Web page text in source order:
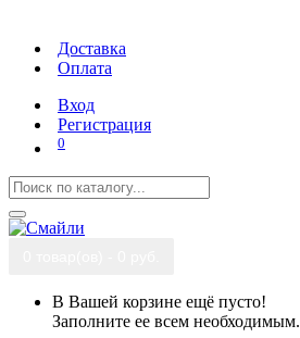
Доставка
Оплата
Вход
Регистрация
0
В Вашей корзине ещё пусто!
Заполните ее всем необходимым.